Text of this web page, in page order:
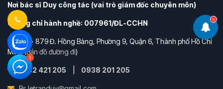
3
Nơi bác sĩ Duy công tác (vai trò giám đốc chuyên môn)
Chứng chỉ hành nghề: 007961/ĐL-CCHN
877 - 879 Đ. Hồng Bàng, Phường 9, Quận 6, Thành phố Hồ Chí
Minh (Bản đồ đường đi)
0942 421 205 0938 201 205